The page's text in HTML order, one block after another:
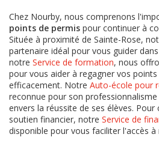
Chez Nourby, nous comprenons
points de permis pour continuer à
Située à proximité de Sainte-Rose,
partenaire idéal pour vous guider
notre Service de formation, nous
pour vous aider à regagner vos
efficacement. Notre Auto-école pour
reconnue pour son
envers la réussite de ses élèves.
soutien financier, notre Service de
disponible pour vous faciliter l'accès